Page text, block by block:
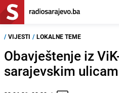
/ VIJESTI / LOKALNE TEME
Obavještenje iz
sarajevskim